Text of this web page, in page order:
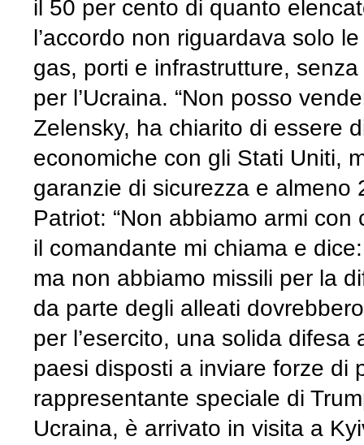
il 50 per cento di quanto
l’accordo non riguardava solo
gas, porti e infrastrutture,
per l’Ucraina. “Non posso
Zelensky, ha chiarito di essere
economiche con gli Stati Uniti,
garanzie di sicurezza e almeno
Patriot: “Non abbiamo armi
il comandante mi chiama e
ma non abbiamo missili per la
da parte degli alleati
per l’esercito, una solida
paesi disposti a inviare forze di
rappresentante speciale di
Ucraina, è arrivato in visita a